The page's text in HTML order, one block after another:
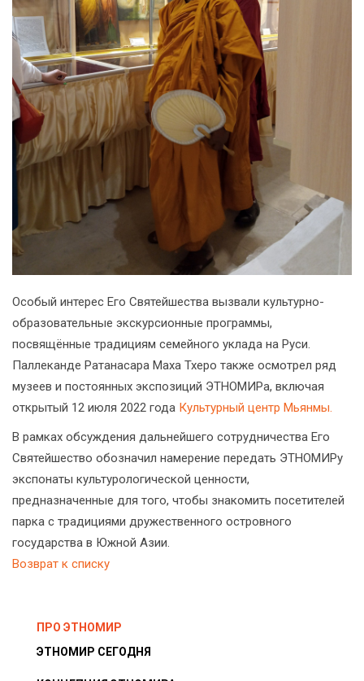
Особый интерес Его Святейшества вызвали культурно-
образовательные экскурсионные программы,
посвящённые традициям семейного уклада на Руси.
Паллеканде Ратанасара Маха Тхеро также осмотрел ряд
музеев и постоянных экспозиций ЭТНОМИРа, включая
открытый 12 июля 2022 года Культурный центр Мьянмы.
В рамках обсуждения дальнейшего сотрудничества Его
Святейшество обозначил намерение передать ЭТНОМИРу
экспонаты культурологической ценности,
предназначенные для того, чтобы знакомить посетителей
парка с традициями дружественного островного
государства в Южной Азии.
Возврат к списку
ПРО ЭТНОМИР
ЭТНОМИР СЕГОДНЯ